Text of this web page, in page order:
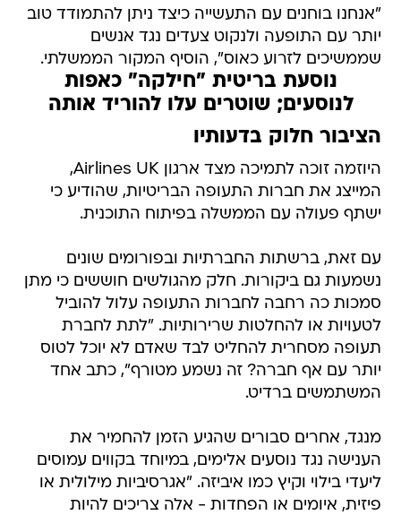
"אנחנו בוחנים עם התעשייה כיצד ניתן להתמודד טוב
יותר עם התופעה ולנקוט צעדים נגד אנשים
שממשיכים לזרוע כאוס", הוסיף המקור הממשלתי.
נוסעת בריטית "חילקה" כאפות
לנוסעים; שוטרים עלו להוריד אותה
הציבור חלוק בדעותיו
היוזמה זוכה לתמיכה מצד ארגון Airlines UK,
המייצג את חברות התעופה הבריטיות, שהודיע כי
ישתף פעולה עם הממשלה בפיתוח התוכנית.
עם זאת, ברשתות החברתיות ובפורומים שונים
נשמעות גם ביקורות. חלק מהגולשים חוששים כי מתן
סמכות כה רחבה לחברות התעופה עלול להוביל
לטעויות או להחלטות שרירותיות. "לתת לחברת
תעופה מסחרית להחליט לבד שאדם לא יוכל לטוס
יותר עם אף חברה? זה נשמע מטורף", כתב אחד
המשתמשים ברדיט.
מנגד, אחרים סבורים שהגיע הזמן להחמיר את
הענישה נגד נוסעים אלימים, במיוחד בקווים עמוסים
ליעדי בילוי וקיץ כמו איביזה. "אגרסיביות מילולית או
פיזית, איומים או הפחדות - אלה צריכים להיות